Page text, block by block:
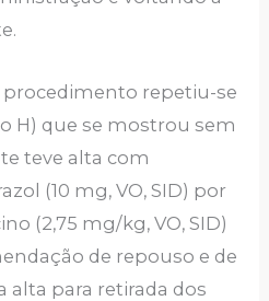
procedimento repetiu-se
H) que se mostrou sem
teve alta com
(10 mg, VO, SID) por
(2,75 mg/kg, VO, SID)
de repouso e de
alta para retirada dos